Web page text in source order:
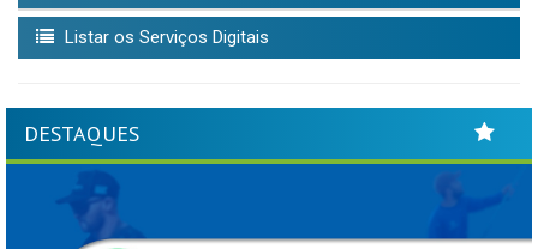
Listar os Serviços Digitais
DESTAQUES